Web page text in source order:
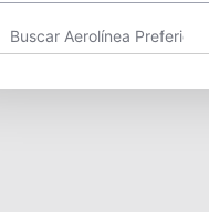
tu búsqueda por aerolínea,